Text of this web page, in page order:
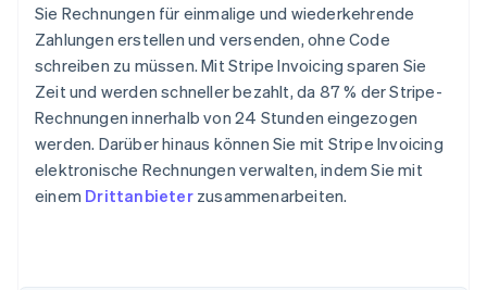
Sie Rechnungen für einmalige und wiederkehrende
Zahlungen erstellen und versenden, ohne Code
schreiben zu müssen. Mit Stripe Invoicing sparen Sie
Zeit und werden schneller bezahlt, da 87 % der Stripe-
Rechnungen innerhalb von 24 Stunden eingezogen
werden. Darüber hinaus können Sie mit Stripe Invoicing
elektronische Rechnungen verwalten, indem Sie mit
einem Drittanbieterzusammenarbeiten.